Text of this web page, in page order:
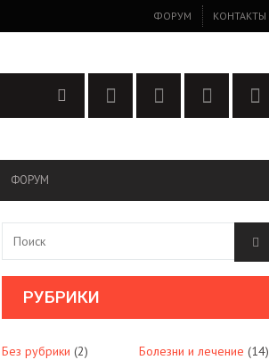
ФОРУМ КОНТАКТЫ
ФОРУМ
РУБРИКИ
Без рубрики (2) Болезни и лечение (14)